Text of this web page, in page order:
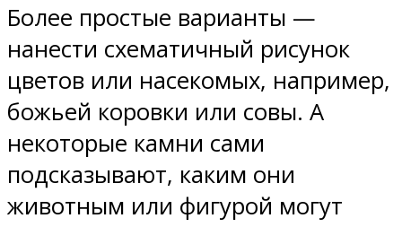
Более простые варианты —
нанести схематичный рисунок
цветов или насекомых, например,
божьей коровки или совы. А
некоторые камни сами
подсказывают, каким они
животным или фигурой могут